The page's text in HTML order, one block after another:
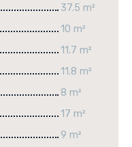
37.5 m²
10 m²
11.7 m²
11.8 m²
8 m²
17 m²
9 m²